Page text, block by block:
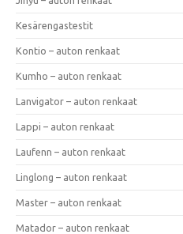
Kesärengastestit
Kontio – auton renkaat
Kumho – auton renkaat
Lanvigator – auton renkaat
Lappi – auton renkaat
Laufenn – auton renkaat
Linglong – auton renkaat
Master – auton renkaat
Matador – auton renkaat